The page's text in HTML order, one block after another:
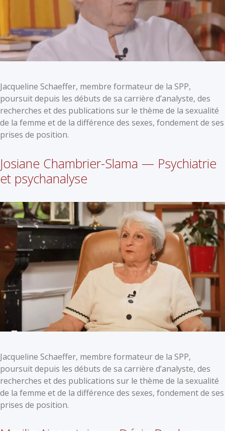
Jacqueline Schaeffer, membre formateur de la SPP,
poursuit depuis les débuts de sa carrière d’analyste, des
recherches et des publications sur le thème de la sexualité
de la femme et de la différence des sexes, fondement de ses
prises de position.
Josiane Chambrier-Slama — Psychiatrie
et psychanalyse
Jacqueline Schaeffer, membre formateur de la SPP,
poursuit depuis les débuts de sa carrière d’analyste, des
recherches et des publications sur le thème de la sexualité
de la femme et de la différence des sexes, fondement de ses
prises de position.